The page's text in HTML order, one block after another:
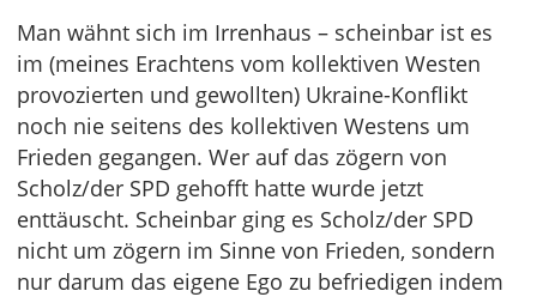
Man wähnt sich im Irrenhaus – scheinbar ist es
im (meines Erachtens vom kollektiven Westen
provozierten und gewollten) Ukraine-Konflikt
noch nie seitens des kollektiven Westens um
Frieden gegangen. Wer auf das zögern von
Scholz/der SPD gehofft hatte wurde jetzt
enttäuscht. Scheinbar ging es Scholz/der SPD
nicht um zögern im Sinne von Frieden, sondern
nur darum das eigene Ego zu befriedigen indem